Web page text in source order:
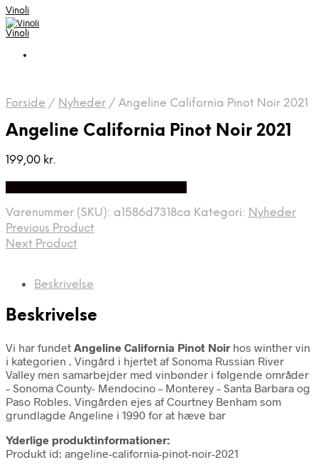
Vinoli
Vinoli
Forside / Nyheder / Angeline California Pinot Noir 2021
Angeline California Pinot Noir 2021
199,00 kr.
Varenummer (SKU): a1586d7318ca Kategori: Nyheder
Previous Product
Next Product
Beskrivelse
Beskrivelse
Vi har fundet Angeline California Pinot Noir hos winther vin
i kategorien . Vingård i hjertet af Sonoma Russian River
Valley men samarbejder med vinbønder i følgende områder
– Sonoma County- Mendocino – Monterey – Santa Barbara og
Paso Robles. Vingården ejes af Courtney Benham som
grundlagde Angeline i 1990 for at hæve bar
Yderlige produktinformationer:
Produkt id: angeline-california-pinot-noir-2021